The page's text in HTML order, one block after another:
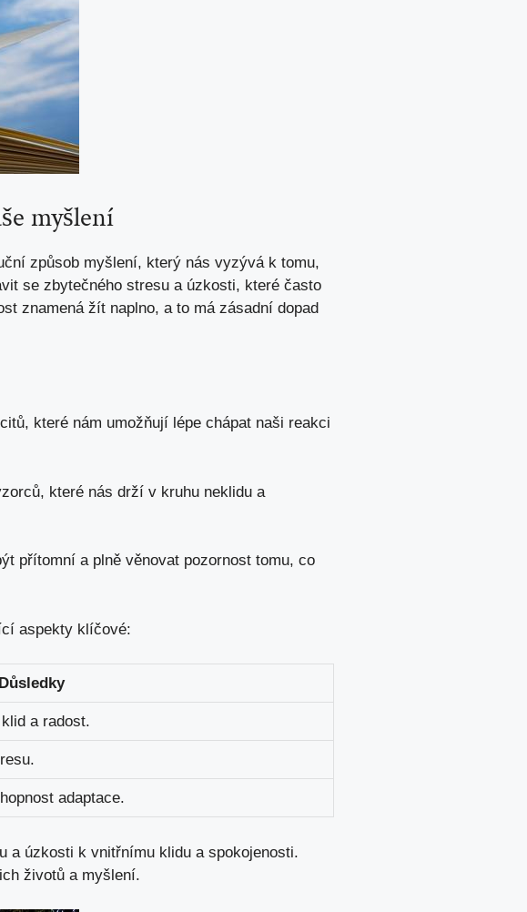
myšlení
způsob myšlení, který nás vyzývá k tomu,
se zbytečného stresu a úzkosti, které často
znamená žít naplno, a to má zásadní dopad
které nám umožňují lépe chápat naši reakci
které nás drží v kruhu neklidu a
přítomní a plně věnovat pozornost tomu, co
aspekty klíčové:
Důsledky
a radost.
adaptace.
a úzkosti k vnitřnímu klidu a spokojenosti.
životů a myšlení.